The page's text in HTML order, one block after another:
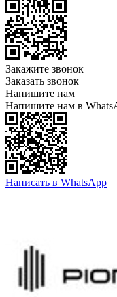
Закажите звонок
Заказать звонок
Напишите нам
Напишите нам в
Написать в WhatsApp